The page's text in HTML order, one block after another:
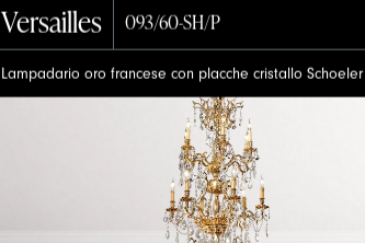
Versailles 093/60-SH/P
Lampadario oro francese con placche cristallo Schoeler